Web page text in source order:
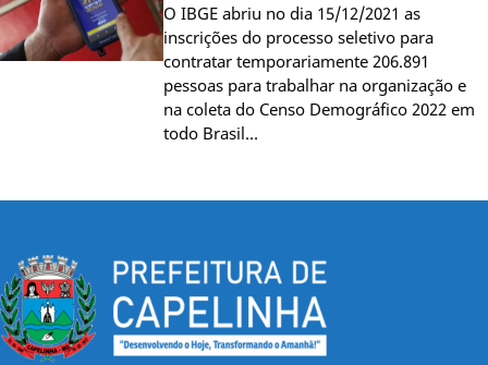
O IBGE abriu no dia 15/12/2021 as
inscrições do processo seletivo para
contratar temporariamente 206.891
pessoas para trabalhar na organização e
na coleta do Censo Demográfico 2022 em
todo Brasil…